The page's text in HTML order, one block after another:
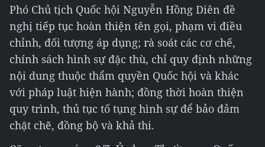
Phó Chủ tịch Quốc hội Nguyễn Hồng Diên đề
nghị tiếp tục hoàn thiện tên gọi, phạm vi điều
chỉnh, đối tượng áp dụng; rà soát các cơ chế,
chính sách hình sự đặc thù, chỉ quy định những
nội dung thuộc thẩm quyền Quốc hội và khác
với pháp luật hiện hành; đồng thời hoàn thiện
quy trình, thủ tục tố tụng hình sự để bảo đảm
chặt chẽ, đồng bộ và khả thi.